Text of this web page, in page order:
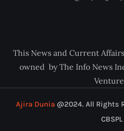
This News and Current
owned by The Info News
Ajira Dunia @2024. All Rights
CBSPL